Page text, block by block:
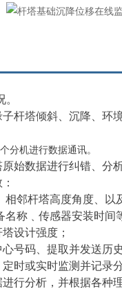
杆塔倾斜、沉降、环
分机进行数据通讯。
始数据进行纠错、分
邻杆塔高度角度、
称﹑传感器安装时间
设计强度；
号码、提取并发送历
时或实时监测并记录
行分析，并根据各种